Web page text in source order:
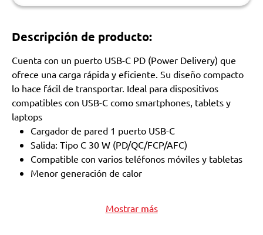
Descripción de producto:
Cuenta con un puerto USB-C PD (Power Delivery) que
ofrece una carga rápida y eficiente. Su diseño compacto
lo hace fácil de transportar. Ideal para dispositivos
compatibles con USB-C como smartphones, tablets y
laptops
Cargador de pared 1 puerto USB-C
Salida: Tipo C 30 W (PD/QC/FCP/AFC)
Compatible con varios teléfonos móviles y tabletas
Menor generación de calor
Mostrar más